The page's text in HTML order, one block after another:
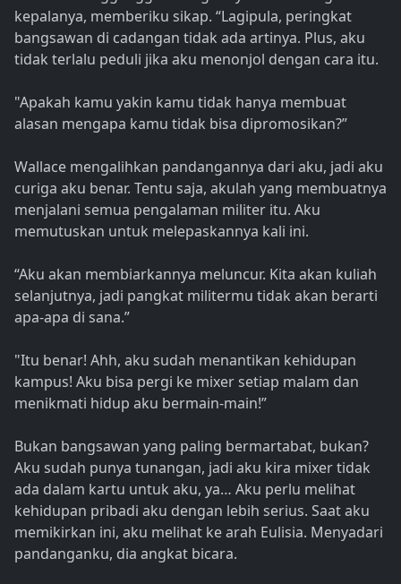
kepalanya, memberiku sikap. “Lagipula, peringkat
bangsawan di cadangan tidak ada artinya. Plus, aku
tidak terlalu peduli jika aku menonjol dengan cara itu.
"Apakah kamu yakin kamu tidak hanya membuat
alasan mengapa kamu tidak bisa dipromosikan?”
Wallace mengalihkan pandangannya dari aku, jadi aku
curiga aku benar. Tentu saja, akulah yang membuatnya
menjalani semua pengalaman militer itu. Aku
memutuskan untuk melepaskannya kali ini.
“Aku akan membiarkannya meluncur. Kita akan kuliah
selanjutnya, jadi pangkat militermu tidak akan berarti
apa-apa di sana.”
"Itu benar! Ahh, aku sudah menantikan kehidupan
kampus! Aku bisa pergi ke mixer setiap malam dan
menikmati hidup aku bermain-main!”
Bukan bangsawan yang paling bermartabat, bukan?
Aku sudah punya tunangan, jadi aku kira mixer tidak
ada dalam kartu untuk aku, ya… Aku perlu melihat
kehidupan pribadi aku dengan lebih serius. Saat aku
memikirkan ini, aku melihat ke arah Eulisia. Menyadari
pandanganku, dia angkat bicara.